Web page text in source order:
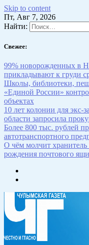
Skip to content
Пт, Авг 7, 2026
Найти:
Свежее:
99% новорожденных в
прикладывают к груди
Школы, библиотеки,
«Единой России»
объектах
10 лет колонии для
области запросила
Более 800 тыс. рублей
автотранспортного
О чём молчит
рождения почтового